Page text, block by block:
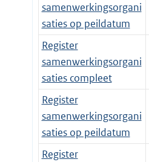
samenwerkingsorgani
saties op peildatum
Register
samenwerkingsorgani
saties compleet
Register
samenwerkingsorgani
saties op peildatum
Register